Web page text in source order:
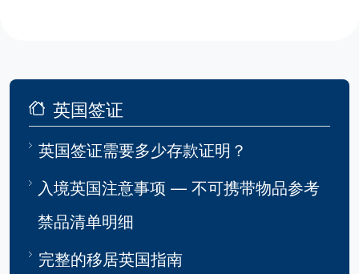
英国签证
英国签证需要多少存款证明？
入境英国注意事项 — 不可携带物品参考
禁品清单明细
完整的移居英国指南